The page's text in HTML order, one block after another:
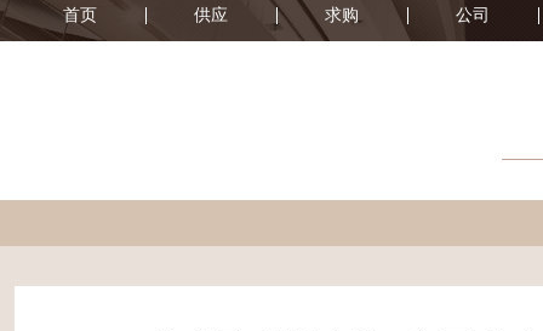
首页 供应 求购 公司